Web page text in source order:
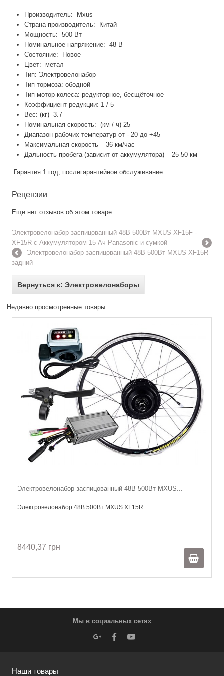
Производитель: Mxus
Страна производитель: Китай
Мощность: 500 Вт
Номинальное напряжение: 48 В
Состояние: Новое
Цвет: метал
Тип: Электровелонабор
Тип тормоза: ободной
Тип мотор-колеса: редукторное, бесщёточное
Коэффициент редукции: 1 / 5
Вес: (кг) 3.7
Номинальная скорость: (км / ч) 25
Диапазон рабочих температур от - 20 до +45
Максимальная скорость – 36 км/час
Дальность пробега (зависит от аккумулятора) – 25-50 км
Гарантия 1 год, послегарантийное обслуживание.
Рецензии
Еще нет отзывов об этом товаре.
Электровелонабор заспицованный 48В 500Вт MXUS XF15F -
XF15R с Аккумулятором 15 Ач Panasonic и сумкой
Электровелонабор заспицованный 48В 500Вт MXUS XF15R
задний
Вернуться к: Электровелонаборы
Недавно просмотренные товары
Электровелонабор заспицованный 48В 500Вт MXUS...
Электровелонабор 48В 500Вт MXUS XF15R ...
8440,37 грн
Мы в социальных сетях
Наши товары